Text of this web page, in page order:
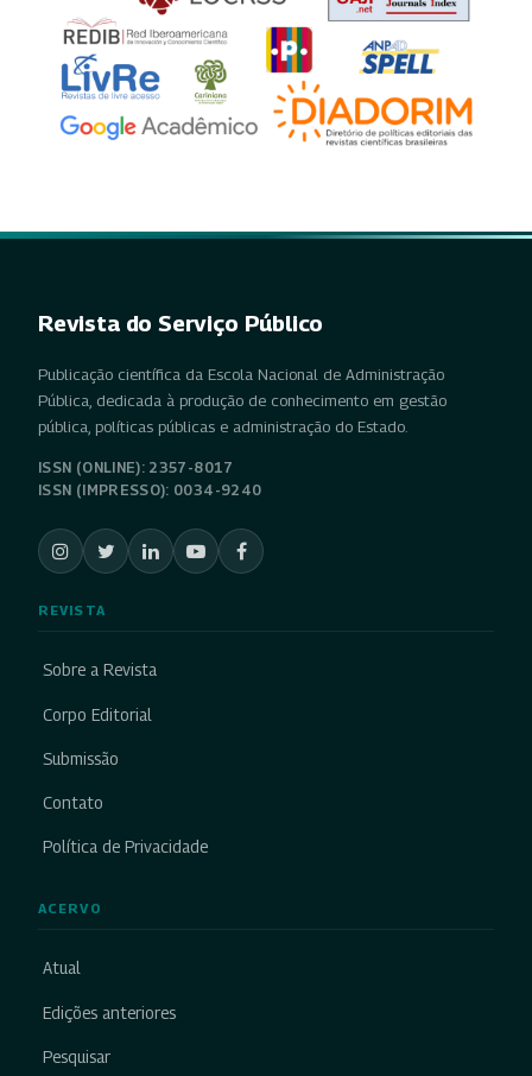
Revista do Serviço Público
Publicação científica da Escola Nacional de Administração
Pública, dedicada à produção de conhecimento em gestão
pública, políticas públicas e administração do Estado.
ISSN (ONLINE): 2357-8017
ISSN (IMPRESSO): 0034-9240
REVISTA
Sobre a Revista
Corpo Editorial
Submissão
Contato
Política de Privacidade
ACERVO
Atual
Edições anteriores
Pesquisar